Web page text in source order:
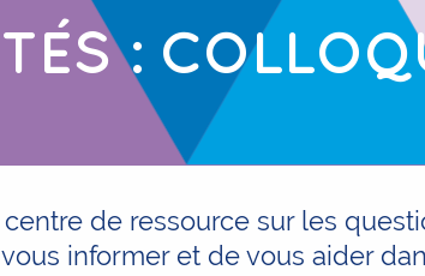
:
de ressource sur les
informer et de vous aider